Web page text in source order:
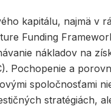
kapitálu, najmä v
Funding
nákladov na
Pochopenie a
spoločnosťami
stratégiách,